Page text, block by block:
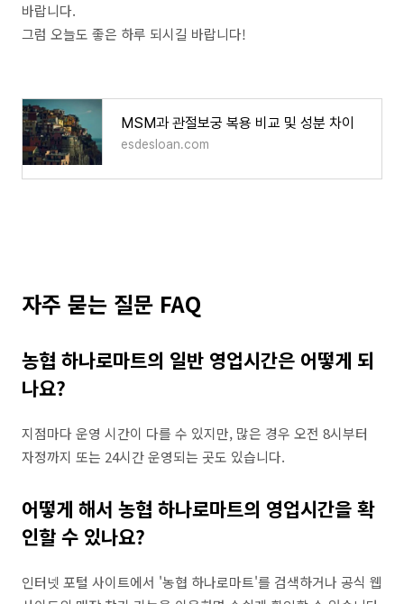
바랍니다.
그럼 오늘도 좋은 하루 되시길 바랍니다!
MSM과 관절보궁 복용 비교 및 성분 차이
esdesloan.com
자주 묻는 질문 FAQ
농협 하나로마트의 일반 영업시간은 어떻게 되
나요?
지점마다 운영 시간이 다를 수 있지만, 많은 경우 오전 8시부터
자정까지 또는 24시간 운영되는 곳도 있습니다.
어떻게 해서 농협 하나로마트의 영업시간을 확
인할 수 있나요?
인터넷 포털 사이트에서 '농협 하나로마트'를 검색하거나 공식 웹